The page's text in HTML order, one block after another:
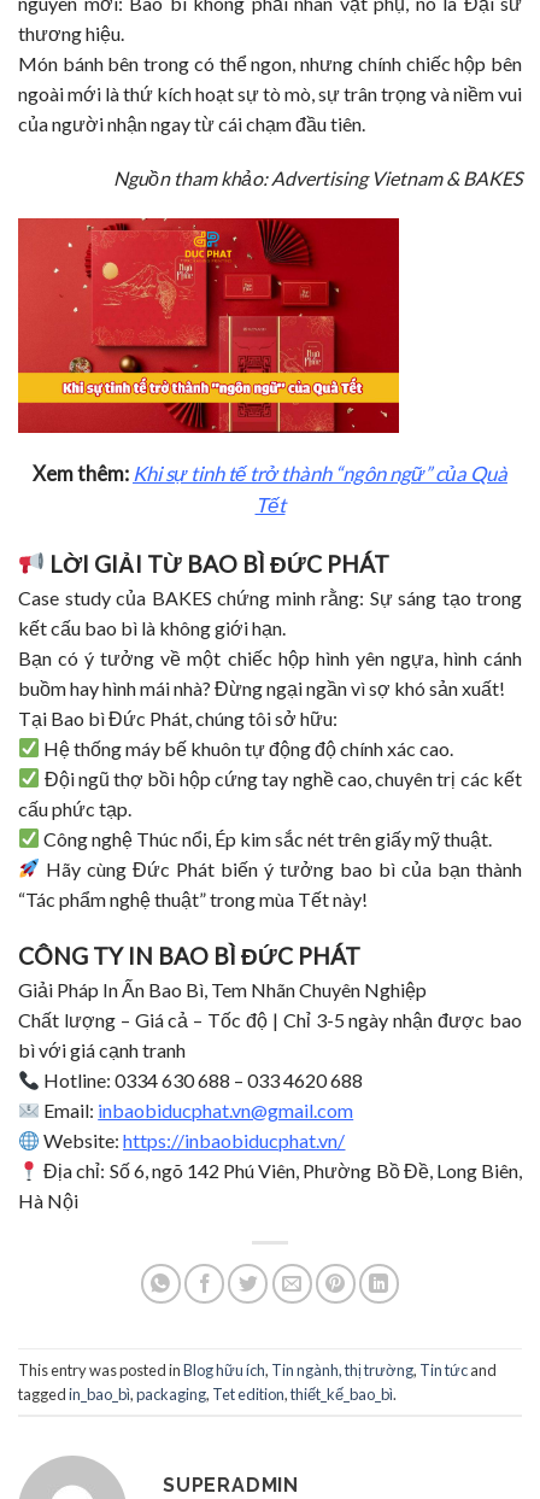
thương hiệu.
Món bánh bên trong có thể ngon, nhưng chính chiếc hộp bên
ngoài mới là thứ kích hoạt sự tò mò, sự trân trọng và niềm vui
của người nhận ngay từ cái chạm đầu tiên.
Nguồn tham khảo: Advertising Vietnam & BAKES
Xem thêm: Khi sự tinh tế trở thành “ngôn ngữ” của Quà
Tết
LỜI GIẢI TỪ BAO BÌ ĐỨC PHÁT
Case study của BAKES chứng minh rằng: Sự sáng tạo trong
kết cấu bao bì là không giới hạn.
Bạn có ý tưởng về một chiếc hộp hình yên ngựa, hình cánh
buồm hay hình mái nhà? Đừng ngại ngần vì sợ khó sản xuất!
Tại Bao bì Đức Phát, chúng tôi sở hữu:
Hệ thống máy bế khuôn tự động độ chính xác cao.
Đội ngũ thợ bồi hộp cứng tay nghề cao, chuyên trị các kết
cấu phức tạp.
Công nghệ Thúc nổi, Ép kim sắc nét trên giấy mỹ thuật.
Hãy cùng Đức Phát biến ý tưởng bao bì của bạn thành
“Tác phẩm nghệ thuật” trong mùa Tết này!
CÔNG TY IN BAO BÌ ĐỨC PHÁT
Giải Pháp In Ấn Bao Bì, Tem Nhãn Chuyên Nghiệp
Chất lượng – Giá cả – Tốc độ | Chỉ 3-5 ngày nhận được bao
bì với giá cạnh tranh
Hotline: 0334 630 688 – 033 4620 688
Email: inbaobiducphat.vn@gmail.com
Website:https://inbaobiducphat.vn/
Địa chỉ: Số 6, ngõ 142 Phú Viên, Phường Bồ Đề, Long Biên,
Hà Nội
This entry was posted inBlog hữu ích, Tin ngành, thị trường, Tin tứcand
taggedin_bao_bì,packaging, Tet edition,thiết_kế_bao_bì.
SUPERADMIN